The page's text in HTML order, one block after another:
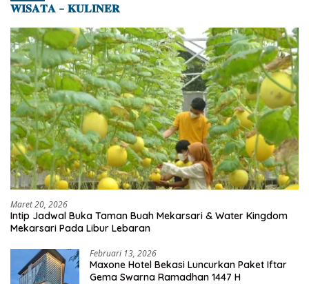
𝐖𝐈𝐒𝐀𝐓𝐀 – 𝐊𝐔𝐋𝐈𝐍𝐄𝐑
Maret 20, 2026
Intip Jadwal Buka Taman Buah Mekarsari & Water Kingdom
Mekarsari Pada Libur Lebaran
Februari 13, 2026
Maxone Hotel Bekasi Luncurkan Paket Iftar
Gema Swarna Ramadhan 1447 H